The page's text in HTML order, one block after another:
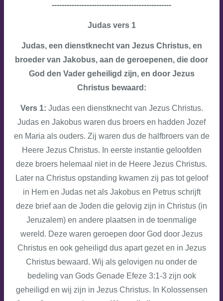
------------------------------------------------
Judas vers 1
Judas, een dienstknecht van Jezus Christus, en
broeder van Jakobus, aan de geroepenen, die door
God den Vader geheiligd zijn, en door Jezus
Christus bewaard:
Vers 1: Judas een dienstknecht van Jezus Christus.
Judas en Jakobus waren dus broers en hadden Jozef
en Maria als ouders. Zij waren dus de halfbroers van de
Heere Jezus Christus. In eerste instantie geloofden
deze broers helemaal niet in de Heere Jezus Christus.
Later na Christus opstanding kwamen zij pas tot geloof
in Hem en Judas net als Jakobus en Petrus schrijft
deze brief aan de Joden die gelovig zijn in Christus (in
Jeruzalem) en andere plaatsen in de toenmalige
wereld. Deze waren geroepen door God door Jezus
Christus en ook geheiligd dus apart gezet en in Jezus
Christus bewaard. Wij als gelovigen nu onder de
bedeling van Gods Genade Efeze 3:1-3 zijn ook
geheiligd en wij zijn in Jezus Christus. In Kolossensen